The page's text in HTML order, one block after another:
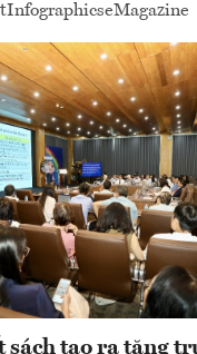
InfographicseMagazine
sách tạo ra tăng